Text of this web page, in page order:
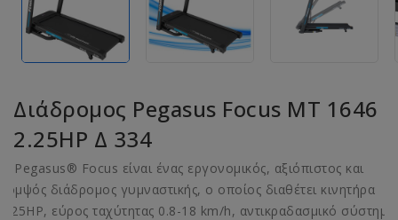
Διάδρομος Pegasus Focus MT 1646
2.25HP Δ 334
Ο Pegasus® Focus είναι ένας εργονομικός, αξιόπιστος και
κομψός διάδρομος γυμναστικής, ο οποίος διαθέτει κινητήρα
2.25HP, εύρος ταχύτητας 0.8-18 km/h, αντικραδασμικό σύστημα